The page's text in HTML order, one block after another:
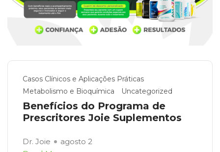
Casos Clínicos e Aplicações Práticas
Metabolismo e Bioquímica
Uncategorized
Benefícios do Programa de
Prescritores Joie Suplementos
Dr. Joie
agosto 2